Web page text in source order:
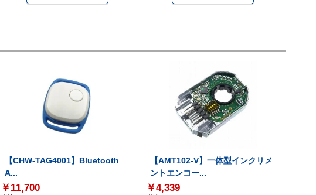
【CHW-TAG4001】Bluetooth
A...
￥11,700
【AMT102-V】一体型インクリメ
ントエンコー...
￥4,339